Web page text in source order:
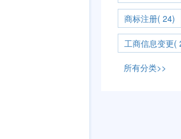
商标注册( 24)
工商信息变更(
所有分类>>